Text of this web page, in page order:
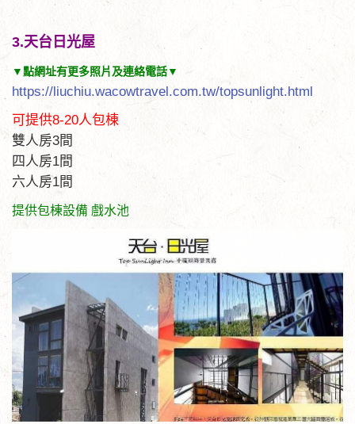
3.天台日光屋
▼點網址有更多照片及連絡電話▼
https://liuchiu.wacowtravel.com.tw/topsunlight.html
可提供8-20人包棟
雙人房3間
四人房1間
六人房1間
提供包棟設備 戲水池